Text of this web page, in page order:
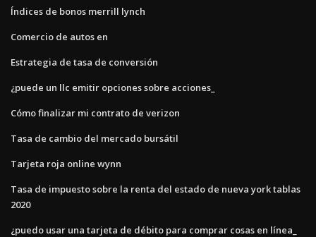
Índices de bonos merrill lynch
Comercio de autos en
Estrategia de tasa de conversión
¿puede un llc emitir opciones sobre acciones_
Cómo finalizar mi contrato de verizon
Tasa de cambio del mercado bursátil
Tarjeta roja online wynn
Tasa de impuesto sobre la renta del estado de nueva york tablas
2020
¿puedo usar una tarjeta de débito para comprar cosas en línea_